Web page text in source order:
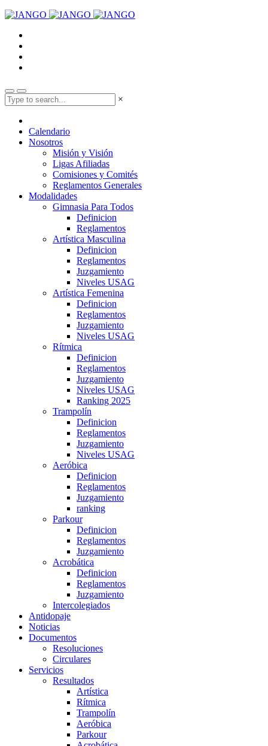
×
Calendario
Nosotros
Misión y Visión
Ligas Afiliadas
Comisiones y Comités
Reglamentos Generales
Modalidades
Gimnasia Para Todos
Definicion
Reglamentos
Artística Masculina
Definicion
Reglamentos
Juzgamiento
Niveles USAG
Artística Femenina
Definicion
Reglamentos
Juzgamiento
Niveles USAG
Rítmica
Definicion
Reglamentos
Juzgamiento
Niveles USAG
Ranking 2025
Trampolín
Definicion
Reglamentos
Juzgamiento
Niveles USAG
Aeróbica
Definicion
Reglamentos
Juzgamiento
ranking
Parkour
Definicion
Reglamentos
Juzgamiento
Acrobática
Definicion
Reglamentos
Juzgamiento
Intercolegiados
Antidopaje
Noticias
Documentos
Resoluciones
Circulares
Servicios
Resultados
Artística
Rítmica
Trampolín
Aeróbica
Parkour